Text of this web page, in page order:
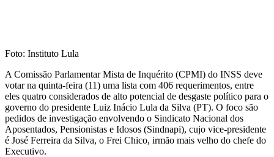
Foto: Instituto Lula
A Comissão Parlamentar Mista de Inquérito (CPMI) do INSS deve
votar na quinta-feira (11) uma lista com 406 requerimentos, entre
eles quatro considerados de alto potencial de desgaste político para o
governo do presidente Luiz Inácio Lula da Silva (PT). O foco são
pedidos de investigação envolvendo o Sindicato Nacional dos
Aposentados, Pensionistas e Idosos (Sindnapi), cujo vice-presidente
é José Ferreira da Silva, o Frei Chico, irmão mais velho do chefe do
Executivo.